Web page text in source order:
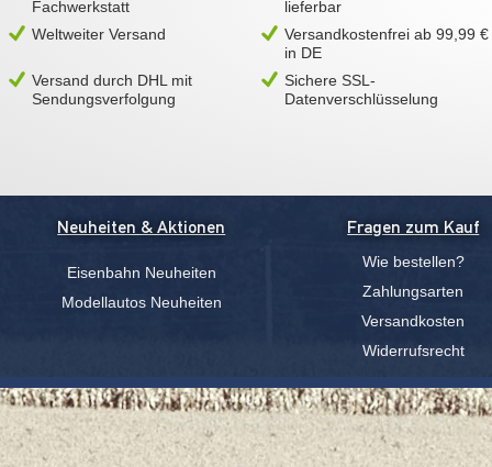
Fachwerkstatt
lieferbar
Weltweiter Versand
Versandkostenfrei ab 99,99 €
in DE
Versand durch DHL mit
Sendungsverfolgung
Sichere SSL-
Datenverschlüsselung
Neuheiten & Aktionen
Eisenbahn Neuheiten
Modellautos Neuheiten
Fragen zum Kauf
Wie bestellen?
Zahlungsarten
Versandkosten
Widerrufsrecht